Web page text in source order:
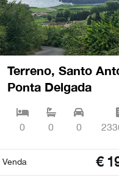
Terreno, Santo António -
Ponta Delgada
0 0 0
Venda €